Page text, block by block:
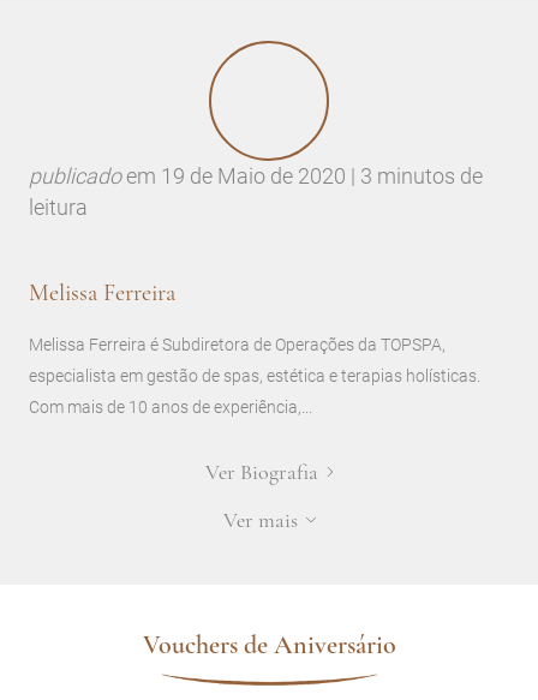
publicadoem 19 de Maio de 2020 | 3 minutos de
leitura
Melissa Ferreira
Melissa Ferreira é Subdiretora de Operações da TOPSPA,
especialista em gestão de spas, estética e terapias holísticas.
Com mais de 10 anos de experiência,...
Ver Biografia
Ver mais
Vouchers de Aniversário